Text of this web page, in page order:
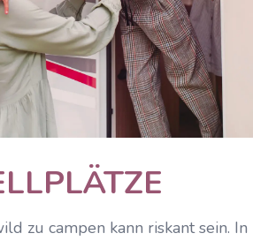
zu campen kann riskant sein. In